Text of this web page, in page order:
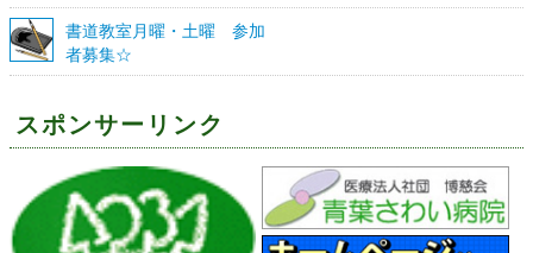
書道教室月曜・土曜 参加
者募集☆
スポンサーリンク